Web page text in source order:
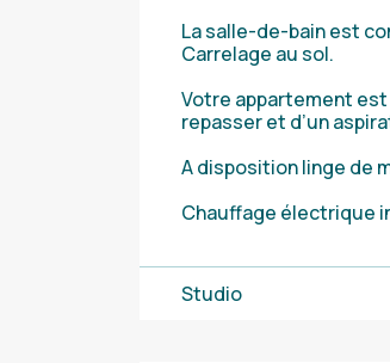
La salle-de-bain est
Carrelage au sol.
Votre appartement est
repasser et d’un
A disposition linge de
Chauffage électrique
Studio